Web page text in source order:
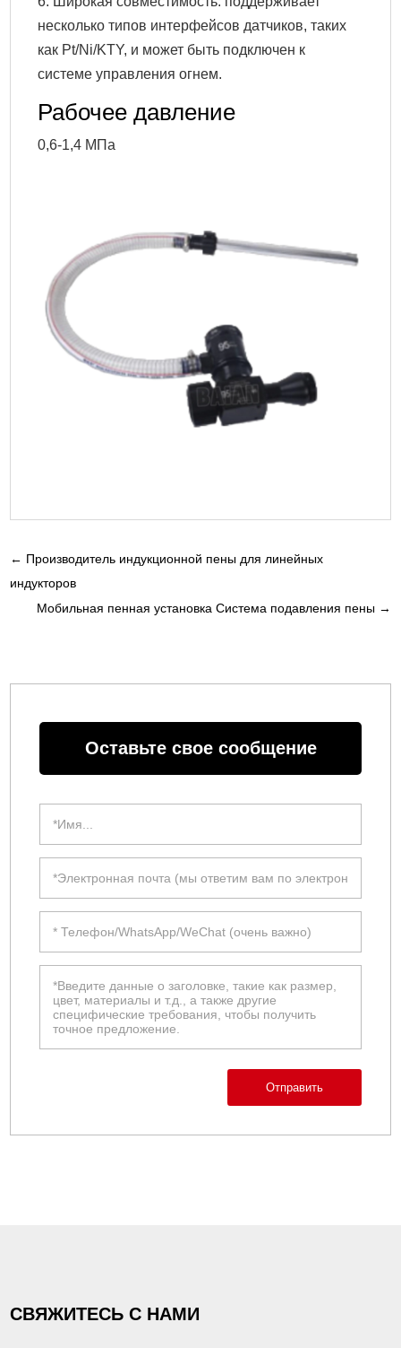
несколько типов интерфейсов датчиков, таких
как Pt/Ni/KTY, и может быть подключен к
системе управления огнем.
Рабочее давление
0,6-1,4 МПа
← Производитель индукционной пены для линейных
индукторов
Мобильная пенная установка Система подавления пены→
Оставьте свое сообщение
Отправить
СВЯЖИТЕСЬ С НАМИ